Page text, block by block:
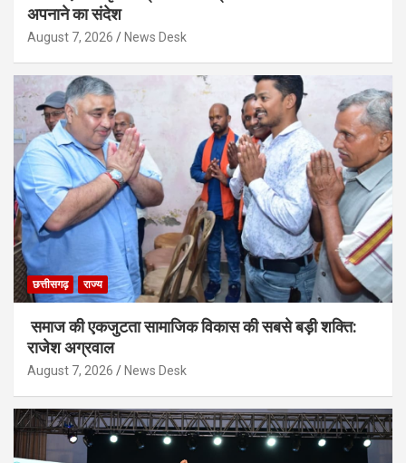
अपनाने का संदेश
August 7, 2026 News Desk
छत्तीसगढ़ राज्य
समाज की एकजुटता सामाजिक विकास की सबसे बड़ी शक्ति:
राजेश अग्रवाल
August 7, 2026 News Desk